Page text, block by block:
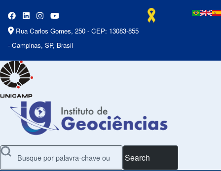
Rua Carlos Gomes, 250 - CEP: 13083-855
- Campinas, SP, Brasil
Search